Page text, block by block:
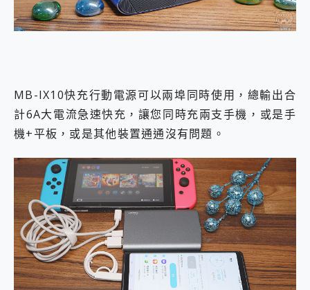
MB-IX10快充行動電源可以兩埠同時使用，總輸出合
計6A大電流急速快充，讓您同時充兩支手機，或是手
機+平板，或是其他裝置通通沒有問題。